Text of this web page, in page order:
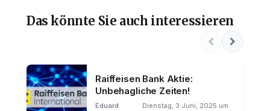
Das könnte Sie auch interessieren
Raiffeisen Bank Aktie:
Unbehagliche Zeiten!
Eduard
Dienstag, 3 Juni, 2025 um